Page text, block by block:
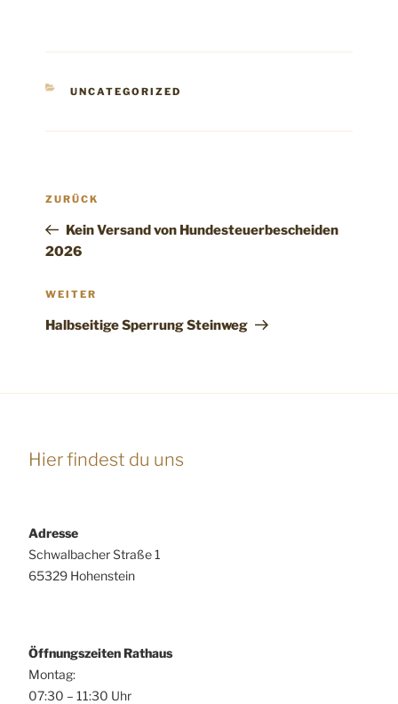
KATEGORIEN
UNCATEGORIZED
Vorheriger
ZURÜCK
Kein Versand von Hundesteuerbescheiden
2026
Nächster
WEITER
Halbseitige Sperrung Steinweg
Hier findest du uns
Adresse
Schwalbacher Straße 1
65329 Hohenstein
Öffnungszeiten Rathaus
Montag:
07:30 – 11:30 Uhr